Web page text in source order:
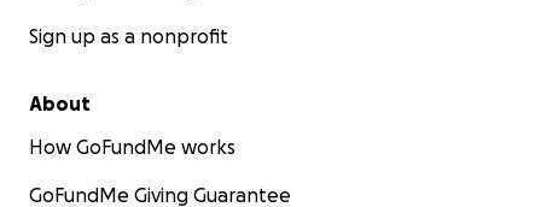
Sign up as a nonprofit
About
How GoFundMe works
GoFundMe Giving Guarantee